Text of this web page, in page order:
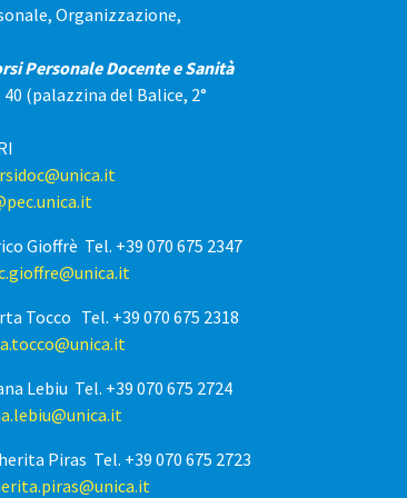
Organizzazione,
Personale Docente e Sanità
(palazzina del Balice, 2°
Gioffrè Tel. +39 070 675 2347
Tocco Tel. +39 070 675 2318
Lebiu Tel. +39 070 675 2724
Piras Tel. +39 070 675 2723